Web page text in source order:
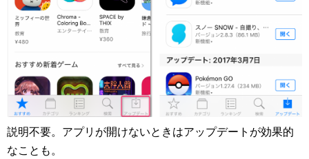
説明不要。アプリが開けないときはアップデートが効果的
なことも。